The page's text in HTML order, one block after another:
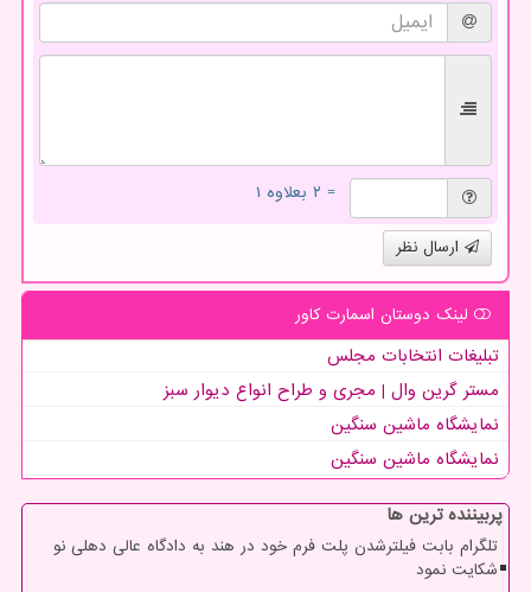
= ۲ بعلاوه ۱
ارسال نظر
لینک دوستان اسمارت كاور
تبلیغات انتخابات مجلس
مستر گرین وال | مجری و طراح انواع دیوار سبز
نمایشگاه ماشین سنگین
نمایشگاه ماشین سنگین
پربیننده ترین ها
تلگرام بابت فیلترشدن پلت فرم خود در هند به دادگاه عالی دهلی نو
شکایت نمود